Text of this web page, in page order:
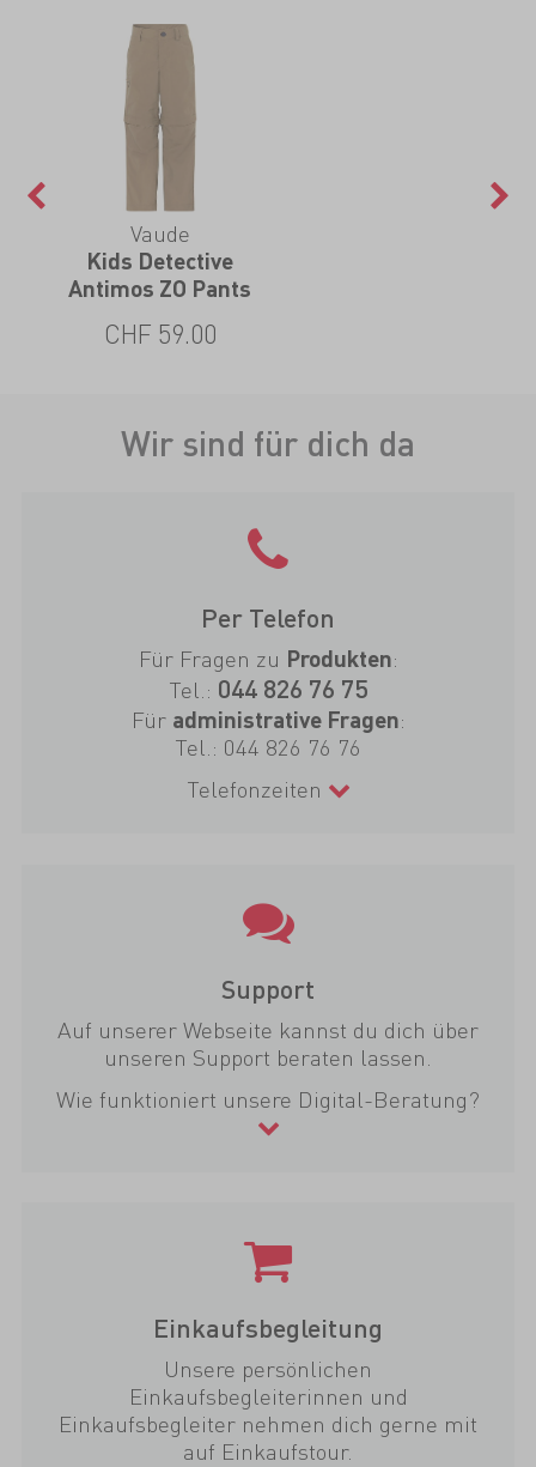
Vaude
Kids Detective
Antimos ZO Pants
CHF 59.00
Wir sind für dich da
Per Telefon
Für Fragen zu Produkten:
Tel.: 044 826 76 75
Für administrative Fragen:
Tel.: 044 826 76 76
Telefonzeiten
Support
Auf unserer Webseite kannst du dich über
unseren Support beraten lassen.
Wie funktioniert unsere Digital-Beratung?
Einkaufsbegleitung
Unsere persönlichen
Einkaufsbegleiterinnen und
Einkaufsbegleiter nehmen dich gerne mit
auf Einkaufstour.